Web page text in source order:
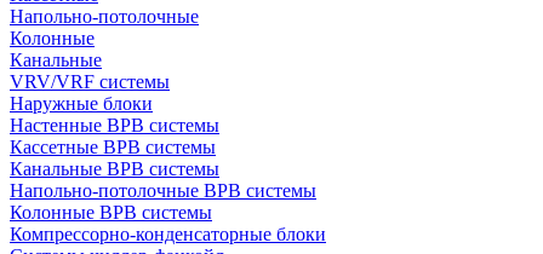
Напольно-потолочные
Колонные
Канальные
VRV/VRF системы
Наружные блоки
Настенные ВРВ системы
Кассетные ВРВ системы
Канальные ВРВ системы
Напольно-потолочные ВРВ системы
Колонные ВРВ системы
Компрессорно-конденсаторные блоки